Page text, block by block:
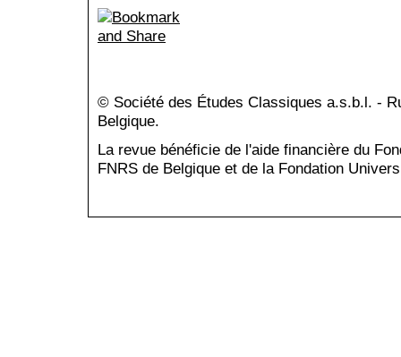
© Société des Études Classiques a.s.b.l. -
Belgique.
La revue bénéficie de l'aide financière du
FNRS de Belgique et de la Fondation